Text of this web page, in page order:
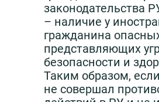
законодательства
– наличие у
гражданина
представляющих
безопасности и
Таким образом,
не совершал